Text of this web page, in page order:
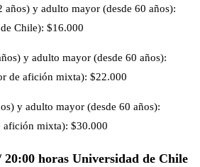
años) y adulto mayor (desde 60 años):
Chile): $16.000
y adulto mayor (desde 60 años):
de afición mixta): $22.000
y adulto mayor (desde 60 años):
afición mixta): $30.000
20:00 horas Universidad de Chile